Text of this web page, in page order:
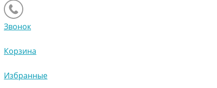
Звонок
Корзина
Избранные